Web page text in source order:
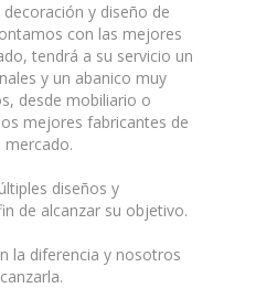
y diseño de
con las mejores
tendrá a su servicio un
y un abanico muy
desde mobiliario o
mejores fabricantes de
mercado.
diseños y
de alcanzar su objetivo.
la diferencia y nosotros